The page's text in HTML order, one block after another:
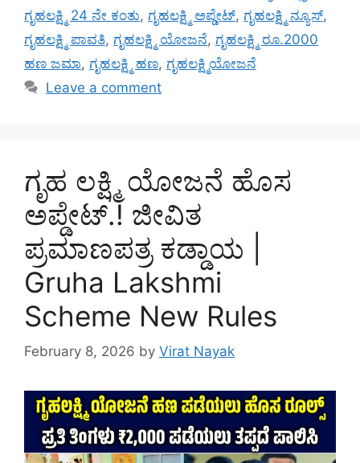
ಗೃಹಲಕ್ಷ್ಮಿ 24 ನೇ ಕಂತು, ಗೃಹಲಕ್ಷ್ಮಿ ಅಪ್ಡೇಟ್, ಗೃಹಲಕ್ಷ್ಮಿ ನ್ಯೂಸ್,
ಗೃಹಲಕ್ಷ್ಮಿ ಪಾವತಿ, ಗೃಹಲಕ್ಷ್ಮಿ ಯೋಜನೆ, ಗೃಹಲಕ್ಷ್ಮಿ ರೂ.2000
ಹಣ ಜಮಾ, ಗೃಹಲಕ್ಷ್ಮಿ ಹಣ, ಗೃಹಲಕ್ಷ್ಮಿಯೋಜನೆ
Leave a comment
ಗೃಹ ಲಕ್ಷ್ಮಿ ಯೋಜನೆ ಹೊಸ
ಅಪ್ಡೇಟ್.! ಜೀವಿತ
ಪ್ರಮಾಣಪತ್ರ ಕಡ್ಡಾಯ |
Gruha Lakshmi
Scheme New Rules
February 8, 2026 by Virat Nayak